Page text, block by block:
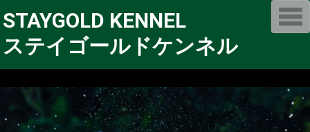
STAYGOLD KENNEL
ステイゴールドケンネル
T
o
g
a
i
g